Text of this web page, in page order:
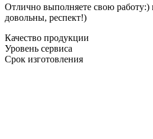
Отлично выполняете свою работу:)
довольны, респект!)
Качество продукции
Уровень сервиса
Срок изготовления